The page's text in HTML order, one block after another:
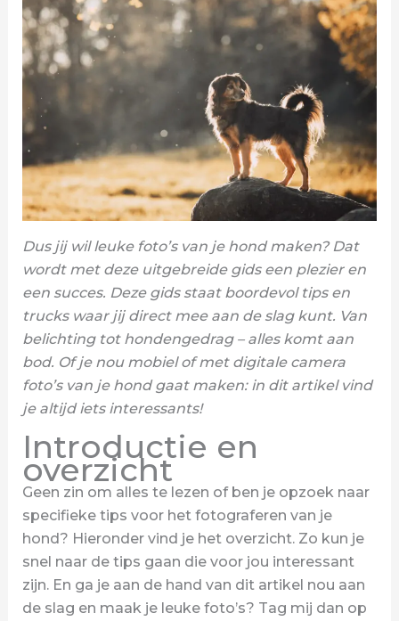
Dus jij wil leuke foto’s van je hond maken? Dat
wordt met deze uitgebreide gids een plezier en
een succes. Deze gids staat boordevol tips en
trucks waar jij direct mee aan de slag kunt. Van
belichting tot hondengedrag – alles komt aan
bod. Of je nou mobiel of met digitale camera
foto’s van je hond gaat maken: in dit artikel vind
je altijd iets interessants!
Introductie en
overzicht
Geen zin om alles te lezen of ben je opzoek naar
specifieke tips voor het fotograferen van je
hond? Hieronder vind je het overzicht. Zo kun je
snel naar de tips gaan die voor jou interessant
zijn. En ga je aan de hand van dit artikel nou aan
de slag en maak je leuke foto’s? Tag mij dan op